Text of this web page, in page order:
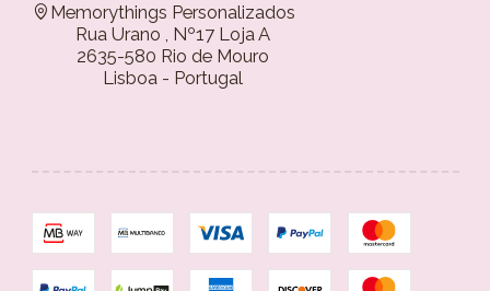
Memorythings Personalizados
Rua Urano , Nº17 Loja A
2635-580 Rio de Mouro
Lisboa - Portugal